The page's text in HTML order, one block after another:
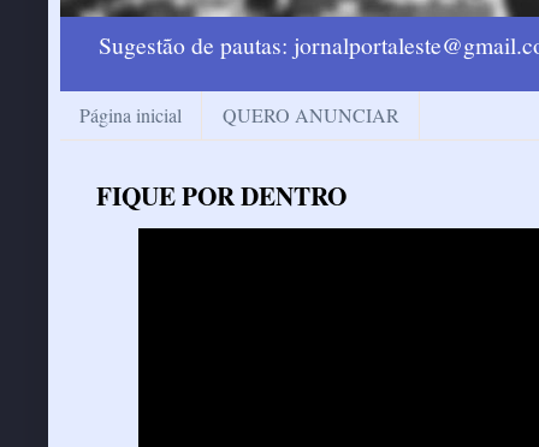
Sugestão de pautas:
Página inicial QUERO ANUNCIAR
FIQUE POR DENTRO